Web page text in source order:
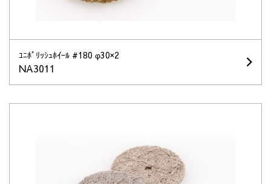
ﾕﾆﾎﾟﾘｯｼｭﾎｲｰﾙ #180 φ30×2
NA3011